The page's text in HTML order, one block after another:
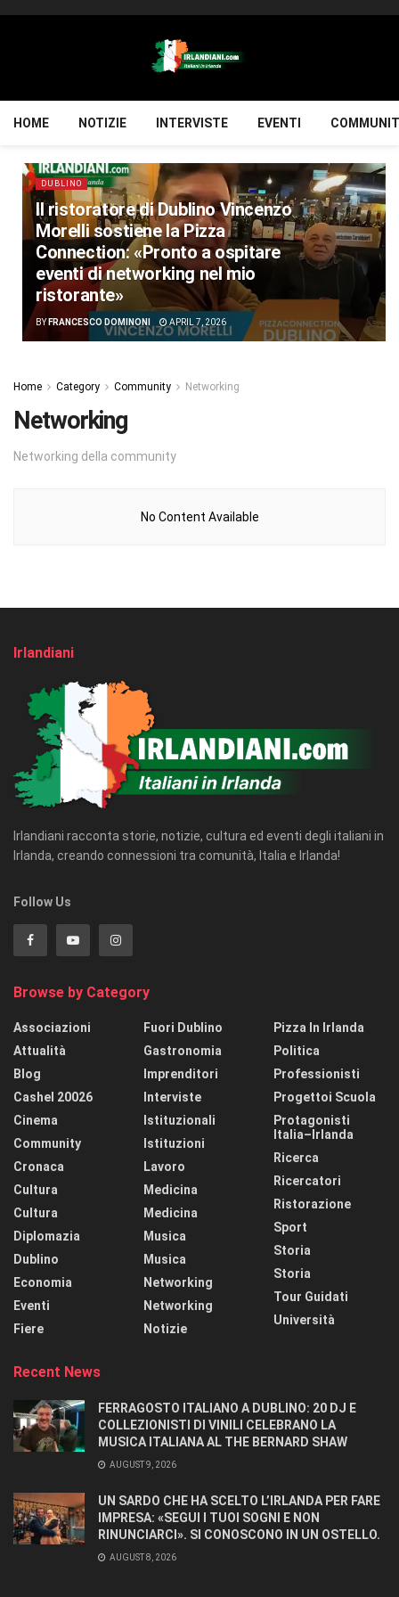
HOME NOTIZIE INTERVISTE EVENTI
DUBLINO
Il ristoratore di Dublino Vincenzo
Morelli sostiene la Pizza
Connection: «Pronto a ospitare
eventi di networking nel mio
ristorante»
BY FRANCESCO DOMINONI APRIL 7, 2026
Home Category Community Networking
Networking
Networking della community
No Content Available
Irlandiani
Irlandiani racconta storie, notizie, cultura ed eventi degli italiani in
Irlanda, creando connessioni tra comunità, Italia e Irlanda!
Follow Us
Browse by Category
Associazioni
Attualità
Blog
Cashel 20026
Cinema
Community
Cronaca
Cultura
Cultura
Diplomazia
Dublino
Economia
Eventi
Fiere
Fuori Dublino
Gastronomia
Imprenditori
Interviste
Istituzionali
Istituzioni
Lavoro
Medicina
Medicina
Musica
Musica
Networking
Networking
Notizie
Pizza In Irlanda
Politica
Professionisti
Progettoi Scuola
Protagonisti
Italia–Irlanda
Ricerca
Ricercatori
Ristorazione
Sport
Storia
Storia
Tour Guidati
Università
Recent News
FERRAGOSTO ITALIANO A DUBLINO: 20 DJ E
COLLEZIONISTI DI VINILI CELEBRANO LA
MUSICA ITALIANA AL THE BERNARD SHAW
AUGUST 9, 2026
UN SARDO CHE HA SCELTO L’IRLANDA PER FARE
IMPRESA: «SEGUI I TUOI SOGNI E NON
RINUNCIARCI». SI CONOSCONO IN UN OSTELLO.
AUGUST 8, 2026